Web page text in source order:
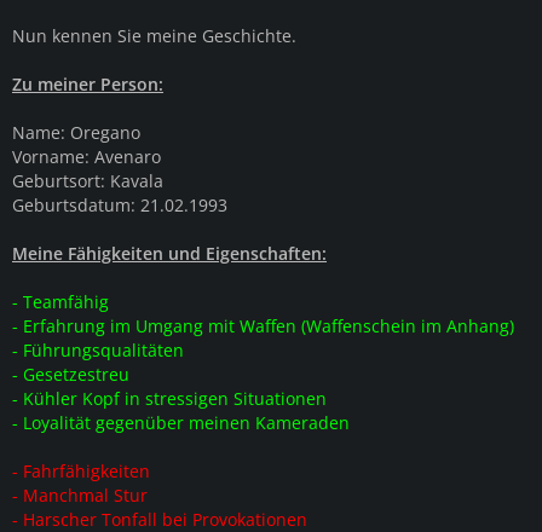
Nun kennen Sie meine Geschichte.
Zu meiner Person:
Name: Oregano
Vorname: Avenaro
Geburtsort: Kavala
Geburtsdatum: 21.02.1993
Meine Fähigkeiten und Eigenschaften:
- Teamfähig
- Erfahrung im Umgang mit Waffen (Waffenschein im Anhang)
- Führungsqualitäten
- Gesetzestreu
- Kühler Kopf in stressigen Situationen
- Loyalität gegenüber meinen Kameraden
- Fahrfähigkeiten
- Manchmal Stur
- Harscher Tonfall bei Provokationen